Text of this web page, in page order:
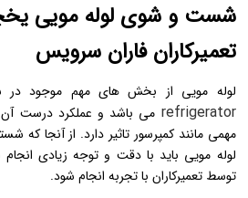
شست و شوی لوله مویی
تعمیرکاران فاران سرویس
لوله مویی از بخش های مهم موجود
refrigerator می باشد و عملکرد درست
مهمی مانند کمپرسور تاثیر دارد. از آنجا
لوله مویی باید با دقت و توجه زیادی
توسط تعمیرکاران با تجربه انجام شود.